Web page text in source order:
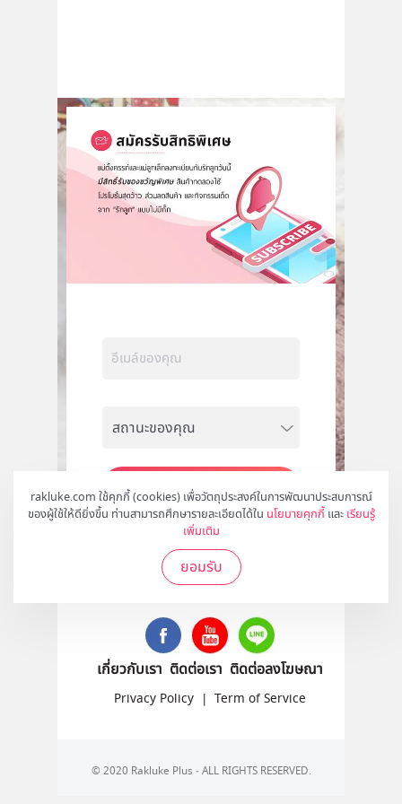
rakluke.com ใช้คุกกี้ (cookies) เพื่อวัตถุประสงค์ในการพัฒนาประสบการณ์
ของผู้ใช้ให้ดียิ่งขึ้น ท่านสามารถศึกษารายละเอียดได้ใน นโยบายคุกกี้ และ เรียนรู้
เพิ่มเติม
ยอมรับ
สมัคร
ติดตามเราได้ที่
เกี่ยวกับเรา ติดต่อเรา ติดต่อลงโฆษณา
Privacy Policy | Term of Service
© 2020 Rakluke Plus - ALL RIGHTS RESERVED.